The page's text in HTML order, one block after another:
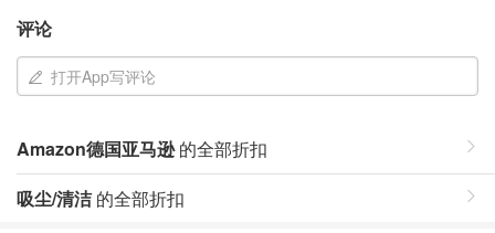
评论
打开App写评论
Amazon德国亚马逊的全部折扣
吸尘/清洁的全部折扣